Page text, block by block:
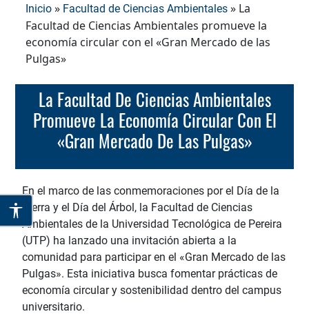
Inicio » Facultad de Ciencias Ambientales » La
Facultad de Ciencias Ambientales promueve la
economía circular con el «Gran Mercado de las
Pulgas»
La Facultad De Ciencias Ambientales
Promueve La Economía Circular Con El
«Gran Mercado De Las Pulgas»
En el marco de las conmemoraciones por el Día de la
Tierra y el Día del Árbol, la Facultad de Ciencias
Ambientales de la Universidad Tecnológica de Pereira
(UTP) ha lanzado una invitación abierta a la
comunidad para participar en el «Gran Mercado de las
Pulgas». Esta iniciativa busca fomentar prácticas de
economía circular y sostenibilidad dentro del campus
universitario.